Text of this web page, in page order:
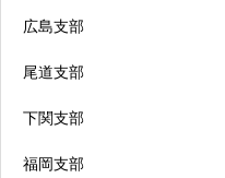
広島支部
尾道支部
下関支部
福岡支部